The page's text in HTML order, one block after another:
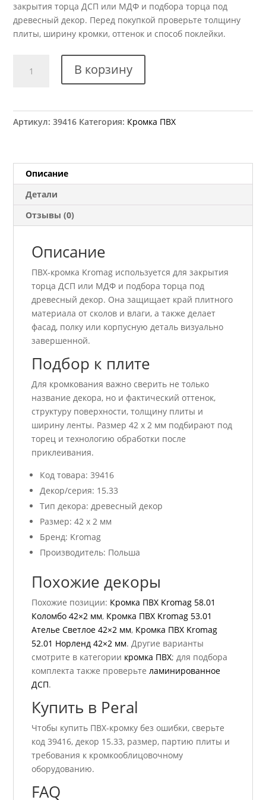
закрытия торца ДСП или МДФ и подбора торца под
древесный декор. Перед покупкой проверьте толщину
плиты, ширину кромки, оттенок и способ поклейки.
товара
15.33
42x2
мм
В корзину
Артикул:39416 Категория: Кромка ПВХ
Описание
Детали
Отзывы (0)
Описание
ПВХ-кромка Kromag используется для закрытия
торца ДСП или МДФ и подбора торца под
древесный декор. Она защищает край плитного
материала от сколов и влаги, а также делает
фасад, полку или корпусную деталь визуально
завершенной.
Подбор к плите
Для кромкования важно сверить не только
название декора, но и фактический оттенок,
структуру поверхности, толщину плиты и
ширину ленты. Размер 42 x 2 мм подбирают под
торец и технологию обработки после
приклеивания.
Код товара: 39416
Декор/серия: 15.33
Тип декора: древесный декор
Размер: 42 x 2 мм
Бренд: Kromag
Производитель: Польша
Похожие декоры
Похожие позиции: Кромка ПВХ Kromag 58.01
Коломбо 42×2 мм, Кромка ПВХ Kromag 53.01
Ателье Светлое 42×2 мм, Кромка ПВХ Kromag
52.01 Норленд 42×2 мм. Другие варианты
смотрите в категории кромка ПВХ; для подбора
комплекта также проверьтеламинированное
ДСП.
Купить в Peral
Чтобы купить ПВХ-кромку без ошибки, сверьте
код 39416, декор 15.33, размер, партию плиты и
требования к кромкооблицовочному
оборудованию.
FAQ